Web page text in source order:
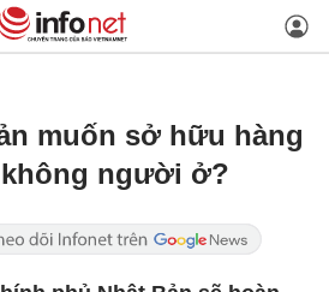
muốn sở hữu hàng
người ở?